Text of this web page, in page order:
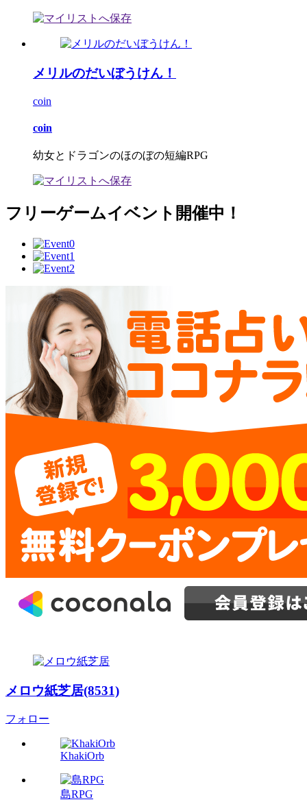
メリルのだいぼうけん！
coin
coin
幼女とドラゴンのほのぼの短編RPG
フリーゲームイベント開催中！
メロウ紙芝居(8531)
フォロー
KhakiOrb
島RPG